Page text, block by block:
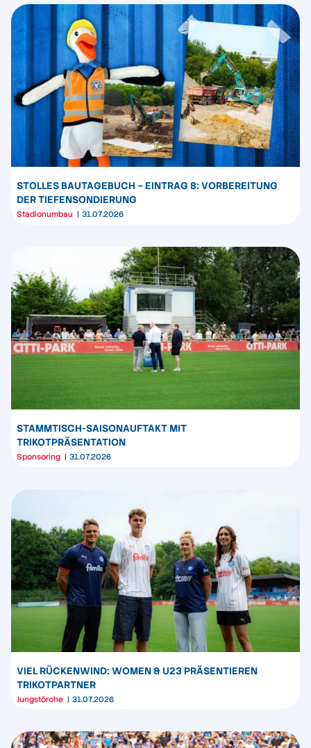
STOLLES BAUTAGEBUCH – EINTRAG 8: VORBEREITUNG
DER TIEFENSONDIERUNG
Stadionumbau 31.07.2026
STAMMTISCH-SAISONAUFTAKT MIT
TRIKOTPRÄSENTATION
Sponsoring 31.07.2026
VIEL RÜCKENWIND: WOMEN & U23 PRÄSENTIEREN
TRIKOTPARTNER
Jungstörche 31.07.2026